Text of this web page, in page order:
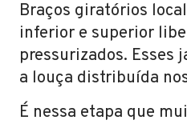
Braços giratórios
inferior e superior
pressurizados. Esses
a louça distribuída
É nessa etapa que